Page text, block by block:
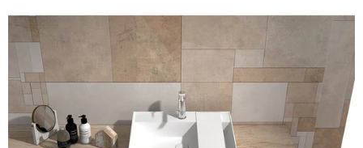
ウッドデッキ フローリング・床材
収納 インテリア・
照明
内装用建材 パネル・壁材
名古屋ショールーム 京都ショールーム
福岡 ショールーム 札幌スマート
ム
横浜スマート
ショールー
ム
ウェルビーみのお HDC
BOX
よくある質問 お問い合わせ
修理お問い合わせ クレーム公開
説明書・図面検索 水まわり3年保証
ミラタップと
創る家
ASOLIE
工事会社紹介
ェルジュ
自分らしい家づくり
SUVACO
最高のリノベ会社が
みつ
かるリノベりす